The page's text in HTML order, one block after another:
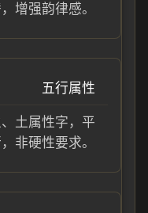
增强韵律感。
五行属性
土属性字，平
非硬性要求。